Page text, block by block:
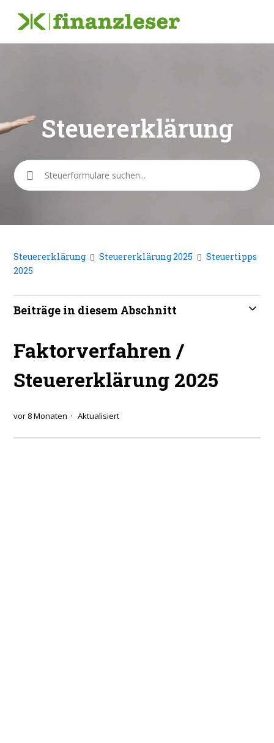
Steuererklärung
Suche
Steuererklärung Steuererklärung 2025
Steuertipps
2025
Beiträge in diesem Abschnitt
Faktorverfahren /
Steuererklärung 2025
vor 8 Monaten Aktualisiert